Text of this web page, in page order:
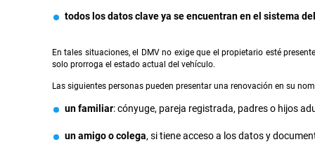
todos los datos clave ya se encuentran en el sistema
En tales situaciones, el DMV no exige que el propietario esté
solo prorroga el estado actual del vehículo.
Las siguientes personas pueden presentar una renovación en su
un familiar: cónyuge, pareja registrada, padres o hijos
un amigo o colega, si tiene acceso a los datos y